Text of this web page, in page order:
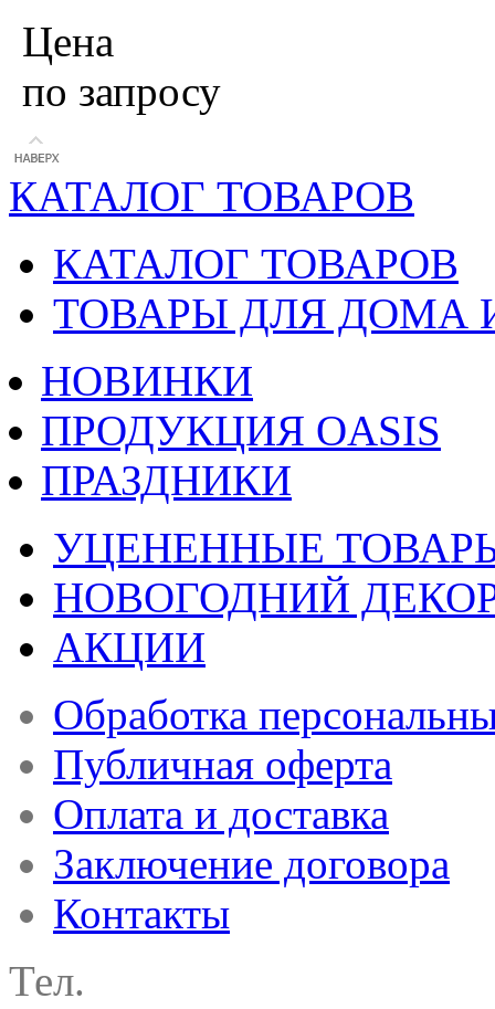
Цена
по запросу
КАТАЛОГ ТОВАРОВ
КАТАЛОГ ТОВАРОВ
ТОВАРЫ ДЛЯ ДОМА
НОВИНКИ
ПРОДУКЦИЯ OASIS
ПРАЗДНИКИ
УЦЕНЕННЫЕ
НОВОГОДНИЙ
АКЦИИ
Обработка
Публичная оферта
Оплата и доставка
Заключение договора
Контакты
Тел.